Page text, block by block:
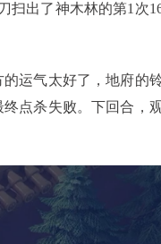
出了神木林的第1次
运气太好了，地府的
点杀失败。下回合，